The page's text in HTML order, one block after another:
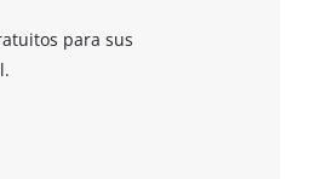
para sus